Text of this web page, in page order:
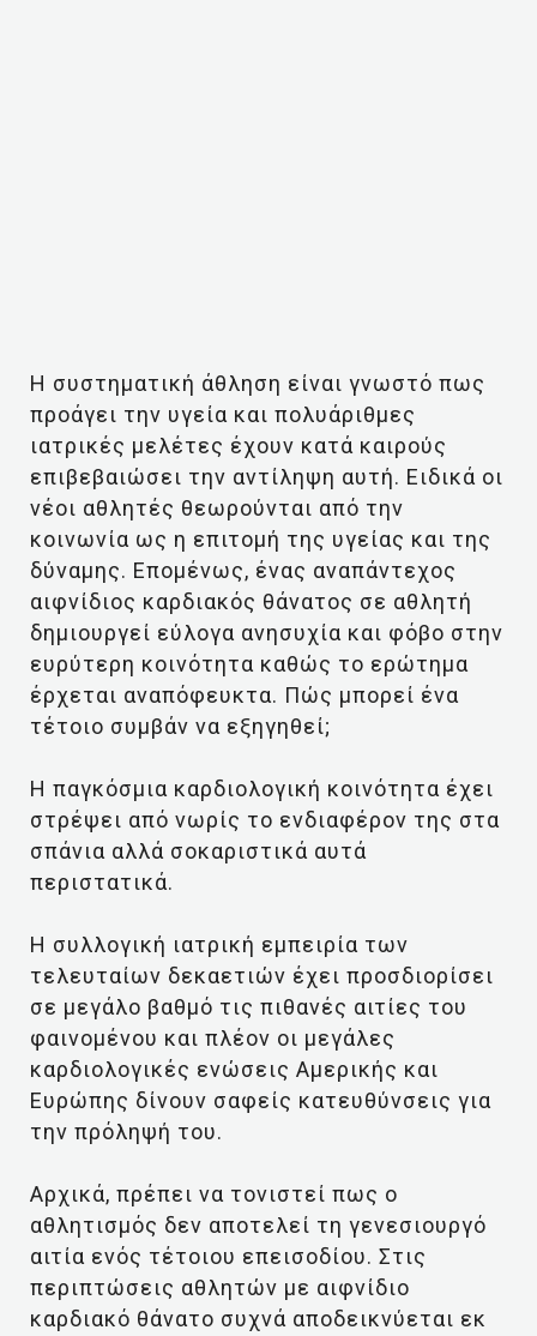
Η συστηματική άθληση είναι γνωστό πως
προάγει την υγεία και πολυάριθμες
ιατρικές μελέτες έχουν κατά καιρούς
επιβεβαιώσει την αντίληψη αυτή. Ειδικά οι
νέοι αθλητές θεωρούνται από την
κοινωνία ως η επιτομή της υγείας και της
δύναμης. Επομένως, ένας αναπάντεχος
αιφνίδιος καρδιακός θάνατος σε αθλητή
δημιουργεί εύλογα ανησυχία και φόβο στην
ευρύτερη κοινότητα καθώς το ερώτημα
έρχεται αναπόφευκτα. Πώς μπορεί ένα
τέτοιο συμβάν να εξηγηθεί;
Η παγκόσμια καρδιολογική κοινότητα έχει
στρέψει από νωρίς το ενδιαφέρον της στα
σπάνια αλλά σοκαριστικά αυτά
περιστατικά.
Η συλλογική ιατρική εμπειρία των
τελευταίων δεκαετιών έχει προσδιορίσει
σε μεγάλο βαθμό τις πιθανές αιτίες του
φαινομένου και πλέον οι μεγάλες
καρδιολογικές ενώσεις Αμερικής και
Ευρώπης δίνουν σαφείς κατευθύνσεις για
την πρόληψή του.
Αρχικά, πρέπει να τονιστεί πως ο
αθλητισμός δεν αποτελεί τη γενεσιουργό
αιτία ενός τέτοιου επεισοδίου. Στις
περιπτώσεις αθλητών με αιφνίδιο
καρδιακό θάνατο συχνά αποδεικνύεται εκ